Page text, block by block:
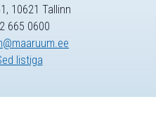
10621 Tallinn
665 0600
listiga